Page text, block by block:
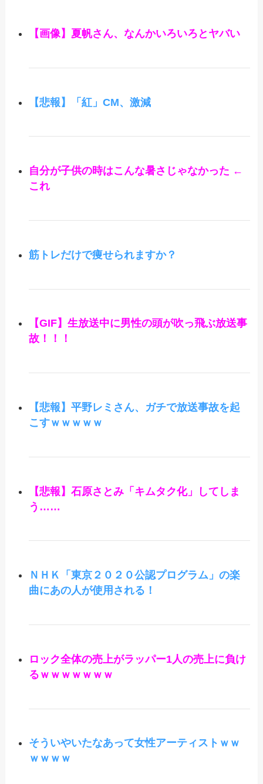
【画像】夏帆さん、なんかいろいろとヤバい
【悲報】「紅」CM、激減
自分が子供の時はこんな暑さじゃなかった ←
これ
筋トレだけで痩せられますか？
【GIF】生放送中に男性の頭が吹っ飛ぶ放送事
故！！！
【悲報】平野レミさん、ガチで放送事故を起
こすｗｗｗｗｗ
【悲報】石原さとみ「キムタク化」してしま
う……
ＮＨＫ「東京２０２０公認プログラム」の楽
曲にあの人が使用される！
ロック全体の売上がラッパー1人の売上に負け
るｗｗｗｗｗｗｗ
そういやいたなあって女性アーティストｗｗ
ｗｗｗｗ